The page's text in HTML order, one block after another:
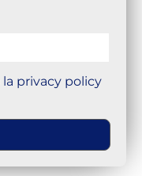
privacy policy